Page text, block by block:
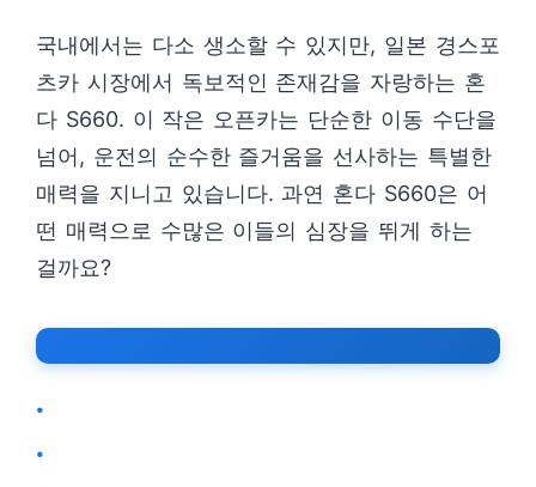
국내에서는 다소 생소할 수 있지만, 일본 경스포
츠카 시장에서 독보적인 존재감을 자랑하는 혼
다 S660. 이 작은 오픈카는 단순한 이동 수단을
넘어, 운전의 순수한 즐거움을 선사하는 특별한
매력을 지니고 있습니다. 과연 혼다 S660은 어
떤 매력으로 수많은 이들의 심장을 뛰게 하는
걸까요?